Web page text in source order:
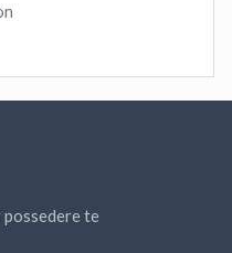
possedere te